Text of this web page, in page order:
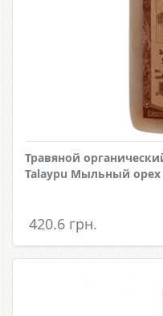
Травяной
Talaypu Мыльный орех
420.6 грн.